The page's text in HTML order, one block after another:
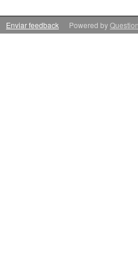
Enviar feedback Powered by